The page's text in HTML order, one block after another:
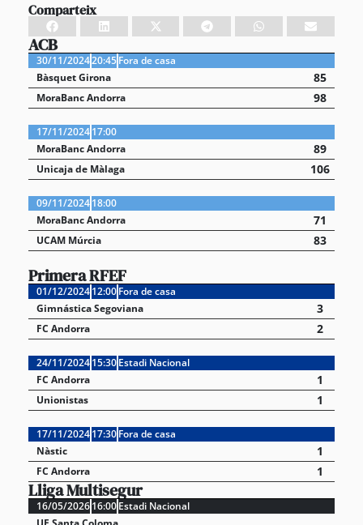
Comparteix
ACB
30/11/202420:45Fora de casa
Bàsquet Girona
85
MoraBanc Andorra 98
17/11/202417:00
MoraBanc Andorra
89
Unicaja de Màlaga 106
09/11/202418:00
MoraBanc Andorra
71
UCAM Múrcia 83
Primera RFEF
01/12/202412:00Fora de casa
Gimnástica Segoviana
3
FC Andorra 2
24/11/202415:30Estadi Nacional
FC Andorra
1
Unionistas 1
17/11/202417:30Fora de casa
Nàstic
1
FC Andorra 1
Lliga Multisegur
16/05/202616:00Estadi Nacional